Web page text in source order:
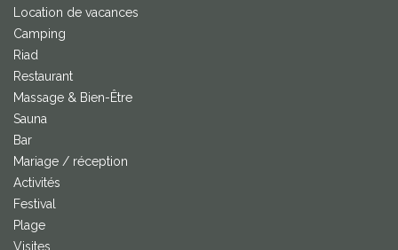
Location de vacances
Camping
Riad
Restaurant
Massage & Bien-Être
Sauna
Bar
Mariage / réception
Activités
Festival
Plage
Visites